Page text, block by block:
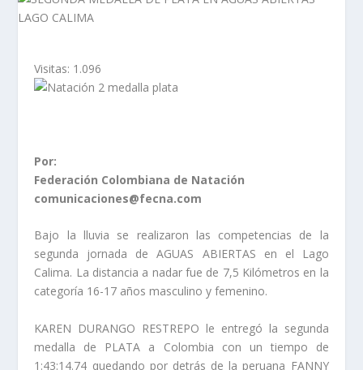
Visitas: 1.096
Por:
Federación Colombiana de Natación
comunicaciones@fecna.com
Bajo la lluvia se realizaron las competencias de la
segunda jornada de AGUAS ABIERTAS en el Lago
Calima. La distancia a nadar fue de 7,5 Kilómetros en la
categoría 16-17 años masculino y femenino.
KAREN DURANGO RESTREPO le entregó la segunda
medalla de PLATA a Colombia con un tiempo de
1:43:14.74 quedando por detrás de la peruana FANNY